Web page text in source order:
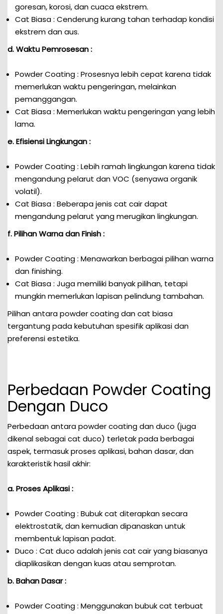
goresan, korosi, dan cuaca ekstrem.
Cat Biasa : Cenderung kurang tahan terhadap kondisi
ekstrem dan aus.
d. Waktu Pemrosesan :
Powder Coating : Prosesnya lebih cepat karena tidak
memerlukan waktu pengeringan, melainkan
pemanggangan.
Cat Biasa : Memerlukan waktu pengeringan yang lebih
lama.
e. Efisiensi Lingkungan :
Powder Coating : Lebih ramah lingkungan karena tidak
mengandung pelarut dan VOC (senyawa organik
volatil).
Cat Biasa : Beberapa jenis cat cair dapat
mengandung pelarut yang merugikan lingkungan.
f. Pilihan Warna dan Finish :
Powder Coating : Menawarkan berbagai pilihan warna
dan finishing.
Cat Biasa : Juga memiliki banyak pilihan, tetapi
mungkin memerlukan lapisan pelindung tambahan.
Pilihan antara powder coating dan cat biasa
tergantung pada kebutuhan spesifik aplikasi dan
preferensi estetika.
Perbedaan Powder Coating
Dengan Duco
Perbedaan antara powder coating dan duco (juga
dikenal sebagai cat duco) terletak pada berbagai
aspek, termasuk proses aplikasi, bahan dasar, dan
karakteristik hasil akhir:
a. Proses Aplikasi :
Powder Coating : Bubuk cat diterapkan secara
elektrostatik, dan kemudian dipanaskan untuk
membentuk lapisan padat.
Duco : Cat duco adalah jenis cat cair yang biasanya
diaplikasikan dengan kuas atau semprotan.
b. Bahan Dasar :
Powder Coating : Menggunakan bubuk cat terbuat